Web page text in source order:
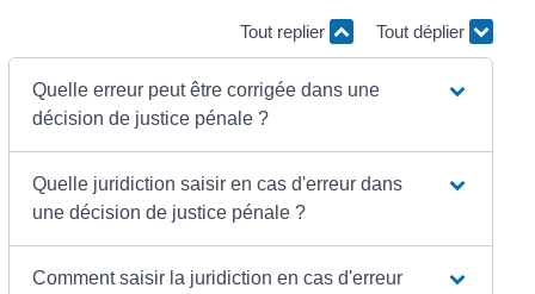
Tout replier Tout déplier
Quelle erreur peut être corrigée dans une
décision de justice pénale ?
Quelle juridiction saisir en cas d'erreur dans
une décision de justice pénale ?
Comment saisir la juridiction en cas d'erreur